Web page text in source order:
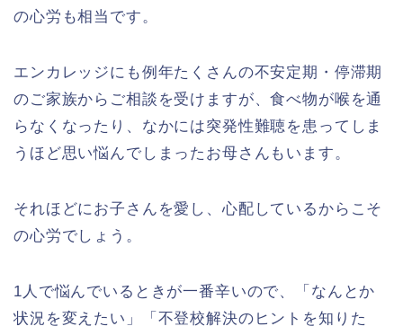
の心労も相当です。
エンカレッジにも例年たくさんの不安定期・停滞期
のご家族からご相談を受けますが、食べ物が喉を通
らなくなったり、なかには突発性難聴を患ってしま
うほど思い悩んでしまったお母さんもいます。
それほどにお子さんを愛し、心配しているからこそ
の心労でしょう。
1人で悩んでいるときが一番辛いので、「なんとか
状況を変えたい」「不登校解決のヒントを知りた